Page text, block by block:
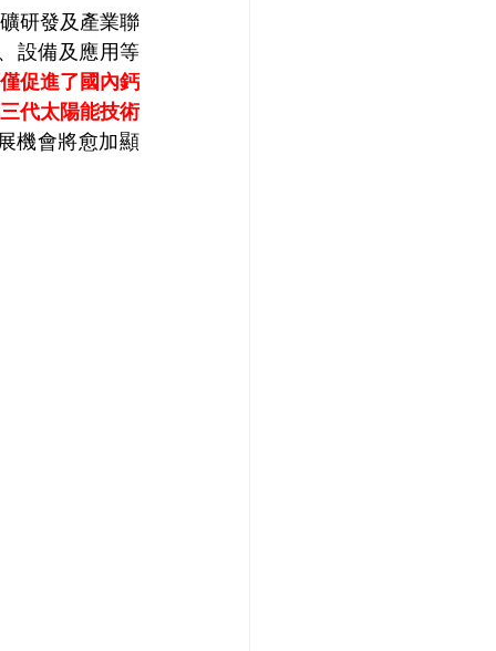
研發及產業聯
設備及應用等
促進了國內鈣
代太陽能技術
機會將愈加顯